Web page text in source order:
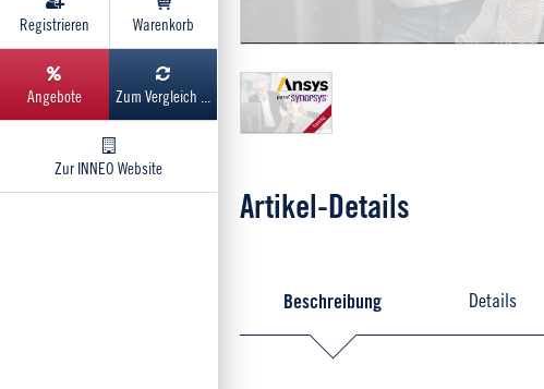
Artikel-Details
Beschreibung Details
Registrieren Warenkorb
Angebote Zum Vergleich ...
Zur INNEO Website